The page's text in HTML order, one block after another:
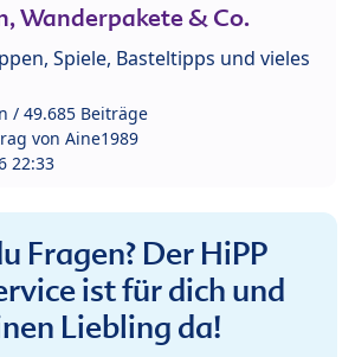
Wanderpakete & Co.
Spiele, Basteltipps und vieles
/ 49.685 Beiträge
von Aine1989
22:33
Fragen? Der HiPP
ist für dich und
Liebling da!